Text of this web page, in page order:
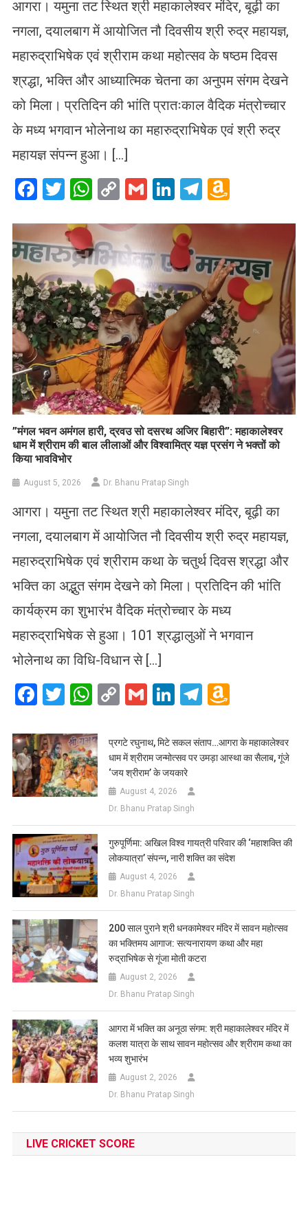
आगरा। यमुना तट स्थित श्री महाकालेश्वर मंदिर, बूढ़ी का
नगला, दयालबाग में आयोजित नौ दिवसीय श्री रुद्र महायज्ञ,
महारुद्राभिषेक एवं श्रीराम कथा महोत्सव के षष्ठम दिवस
श्रद्धा, भक्ति और आध्यात्मिक चेतना का अनुपम संगम देखने
को मिला। प्रतिदिन की भांति प्रातःकाल वैदिक मंत्रोच्चार
के मध्य भगवान भोलेनाथ का महारुद्राभिषेक एवं श्री रुद्र
महायज्ञ संपन्न हुआ। […]
Facebook
Twitter
WhatsApp
CopyGmailLinkedIn
Telegram
List
​”मंगल भवन अमंगल हारी, द्रवउ सो दसरथ अजिर बिहारी”: महाकालेश्वर
धाम में श्रीराम की बाल लीलाओं और विश्वामित्र यज्ञ प्रसंग ने भक्तों को
किया भावविभोर
August 5, 2026 Dr. Bhanu Pratap Singh
आगरा। यमुना तट स्थित श्री महाकालेश्वर मंदिर, बूढ़ी का
नगला, दयालबाग में आयोजित नौ दिवसीय श्री रुद्र महायज्ञ,
महारुद्राभिषेक एवं श्रीराम कथा के चतुर्थ दिवस श्रद्धा और
भक्ति का अद्भुत संगम देखने को मिला। प्रतिदिन की भांति
कार्यक्रम का शुभारंभ वैदिक मंत्रोच्चार के मध्य
महारुद्राभिषेक से हुआ। 101 श्रद्धालुओं ने भगवान
भोलेनाथ का विधि-विधान से […]
Facebook
Twitter
WhatsApp
CopyGmailLinkedIn
Telegram
List
प्रगटे रघुनाथ, मिटे सकल संताप…आगरा के महाकालेश्वर
धाम में श्रीराम जन्मोत्सव पर उमड़ा आस्था का सैलाब, गूंजे
‘जय श्रीराम’ के जयकारे
August 4, 2026
Dr. Bhanu Pratap Singh
गुरुपूर्णिमा: अखिल विश्व गायत्री परिवार की ‘महाशक्ति की
लोकयात्रा’ संपन्न, नारी शक्ति का संदेश
August 4, 2026
Dr. Bhanu Pratap Singh
200 साल पुराने श्री धनकामेश्वर मंदिर में सावन महोत्सव
का भक्तिमय आगाज: सत्यनारायण कथा और महा
रुद्राभिषेक से गूंजा मोती कटरा
August 2, 2026
Dr. Bhanu Pratap Singh
आगरा में भक्ति का अनूठा संगम: श्री महाकालेश्वर मंदिर में
कलश यात्रा के साथ सावन महोत्सव और श्रीराम कथा का
भव्य शुभारंभ
August 2, 2026
Dr. Bhanu Pratap Singh
LIVE CRICKET SCORE